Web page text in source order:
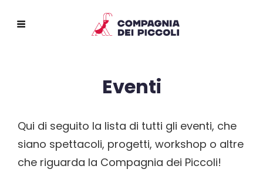
Eventi
Qui di seguito la lista di tutti gli eventi, che
siano spettacoli, progetti, workshop o altre
che riguarda la Compagnia dei Piccoli!